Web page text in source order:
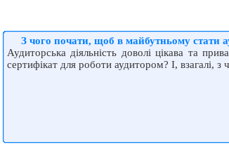
З чого почати, щоб в майбутньому стати
Аудиторська діяльність доволі цікава та
сертифікат для роботи аудитором? І, взагалі,